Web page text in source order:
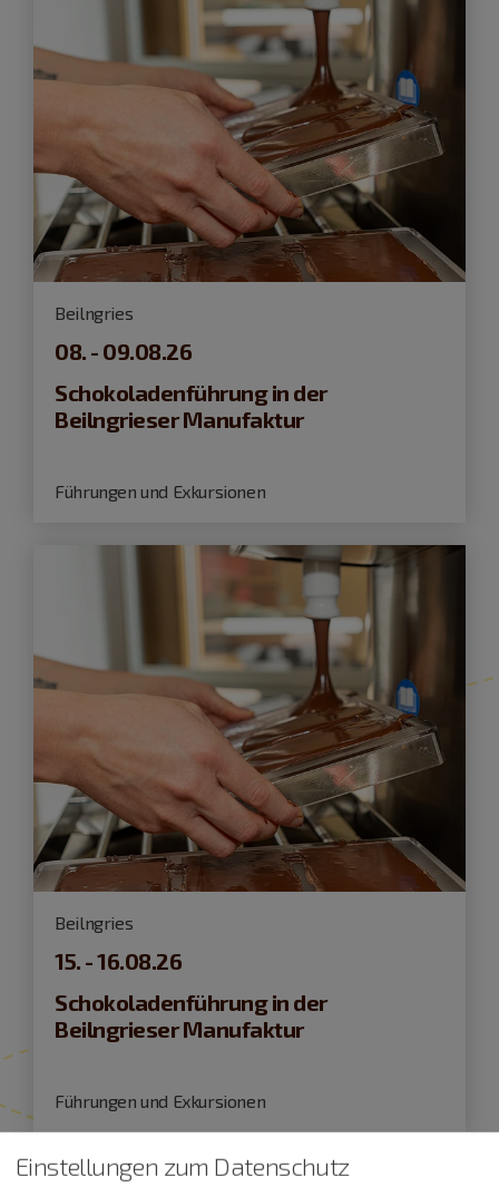
Beilngries
08. - 09.08.26
Schokoladenführung in der
Beilngrieser Manufaktur
Führungen und Exkursionen
Beilngries
15. - 16.08.26
Schokoladenführung in der
Beilngrieser Manufaktur
Führungen und Exkursionen
Einstellungen zum Datenschutz